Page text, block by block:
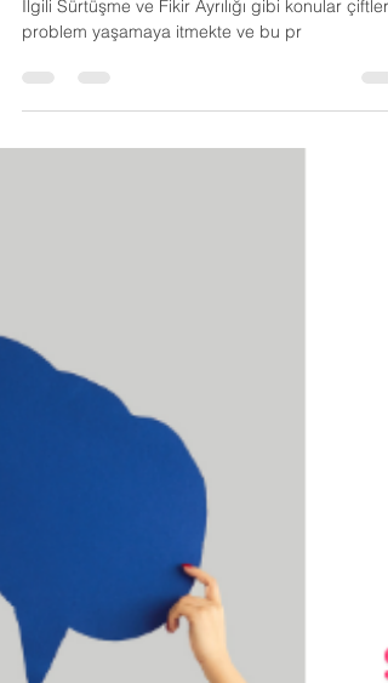
Okan Bal
25 Nis 2024
1 dakikada okunur
Evlilik ve Çift Danışmanlığı
Ne Zaman Alınmalıdır
Eşler Arası İletişim, Empati Sorunları, Çocuklarla